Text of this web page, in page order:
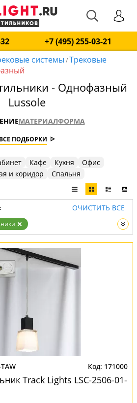
+7 (495) 255-03-21
системы /Трековые
- Однофазный
Lussole
МАТЕРИАЛФОРМА
ВСЕ ПОДБОРКИ
Кафе Кухня
Офис
и коридор
Спальня
ОЧИСТИТЬ ВСЕ
171000
Track Lights LSC-2506-01-